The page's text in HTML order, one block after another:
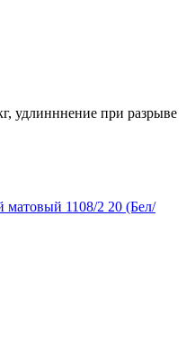
удлинннение при разрыве
матовый 1108/2 20 (Бел/